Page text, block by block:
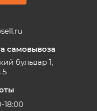
самовывоза
бульвар 1,
5
18:00